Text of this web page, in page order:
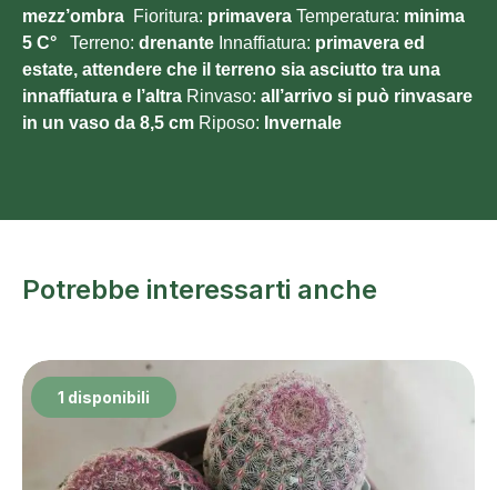
mezz’ombra Fioritura: primavera Temperatura: minima
5 C° Terreno: drenante Innaffiatura: primavera ed
estate, attendere che il terreno sia asciutto tra una
innaffiatura e l’altra Rinvaso: all’arrivo si può rinvasare
in un vaso da 8,5 cm Riposo: Invernale
Potrebbe interessarti anche
1 disponibili